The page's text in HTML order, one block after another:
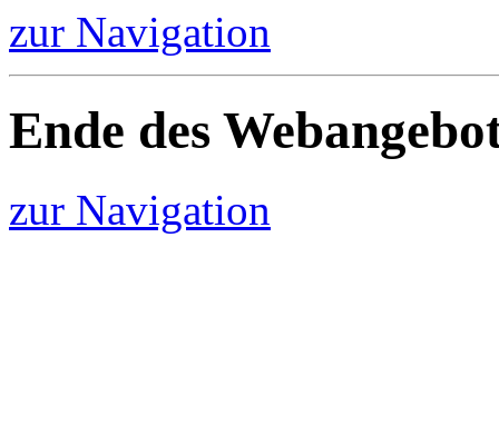
zur Navigation
Ende des
zur Navigation